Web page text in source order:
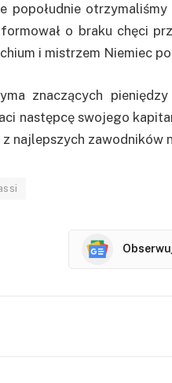
popołudnie
o braku chęci
i mistrzem Niemiec
znaczących
następcę swojego
najlepszych zawodników